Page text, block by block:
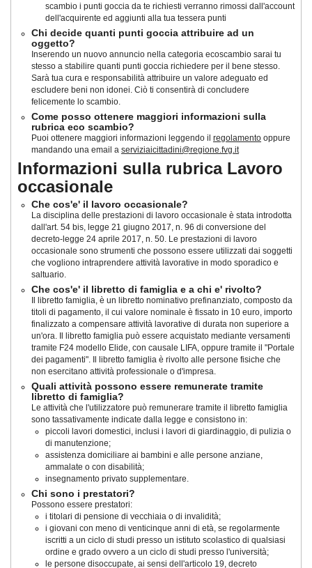
scambio i punti goccia da te richiesti verranno rimossi dall'account
dell'acquirente ed aggiunti alla tua tessera punti
Chi decide quanti punti goccia attribuire ad un
oggetto?
Inserendo un nuovo annuncio nella categoria ecoscambio sarai tu
stesso a stabilire quanti punti goccia richiedere per il bene stesso.
Sarà tua cura e responsabilità attribuire un valore adeguato ed
escludere beni non idonei. Ciò ti consentirà di concludere
felicemente lo scambio.
Come posso ottenere maggiori informazioni sulla
rubrica eco scambio?
Puoi ottenere maggiori informazioni leggendo il regolamento oppure
mandando una email a serviziaicittadini@regione.fvg.it
Informazioni sulla rubrica Lavoro
occasionale
Che cos'e' il lavoro occasionale?
La disciplina delle prestazioni di lavoro occasionale è stata introdotta
dall'art. 54 bis, legge 21 giugno 2017, n. 96 di conversione del
decreto-legge 24 aprile 2017, n. 50. Le prestazioni di lavoro
occasionale sono strumenti che possono essere utilizzati dai soggetti
che vogliono intraprendere attività lavorative in modo sporadico e
saltuario.
Che cos'e' il libretto di famiglia e a chi e' rivolto?
Il libretto famiglia, è un libretto nominativo prefinanziato, composto da
titoli di pagamento, il cui valore nominale è fissato in 10 euro, importo
finalizzato a compensare attività lavorative di durata non superiore a
un'ora. Il libretto famiglia può essere acquistato mediante versamenti
tramite F24 modello Elide, con causale LIFA, oppure tramite il "Portale
dei pagamenti". Il libretto famiglia è rivolto alle persone fisiche che
non esercitano attività professionale o d'impresa.
Quali attività possono essere remunerate tramite
libretto di famiglia?
Le attività che l'utilizzatore può remunerare tramite il libretto famiglia
sono tassativamente indicate dalla legge e consistono in:
piccoli lavori domestici, inclusi i lavori di giardinaggio, di pulizia o
di manutenzione;
assistenza domiciliare ai bambini e alle persone anziane,
ammalate o con disabilità;
insegnamento privato supplementare.
Chi sono i prestatori?
Possono essere prestatori:
i titolari di pensione di vecchiaia o di invalidità;
i giovani con meno di venticinque anni di età, se regolarmente
iscritti a un ciclo di studi presso un istituto scolastico di qualsiasi
ordine e grado ovvero a un ciclo di studi presso l'università;
le persone disoccupate, ai sensi dell'articolo 19, decreto